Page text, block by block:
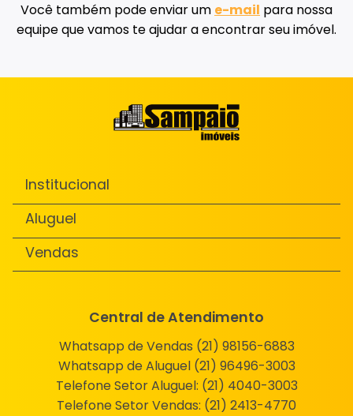
Você também pode enviar um e-mail para nossa
equipe que vamos te ajudar a encontrar seu imóvel.
Institucional
Aluguel
Vendas
Central de Atendimento
Whatsapp de Vendas (21) 98156-6883
Whatsapp de Aluguel (21) 96496-3003
Telefone Setor Aluguel: (21) 4040-3003
Telefone Setor Vendas: (21) 2413-4770